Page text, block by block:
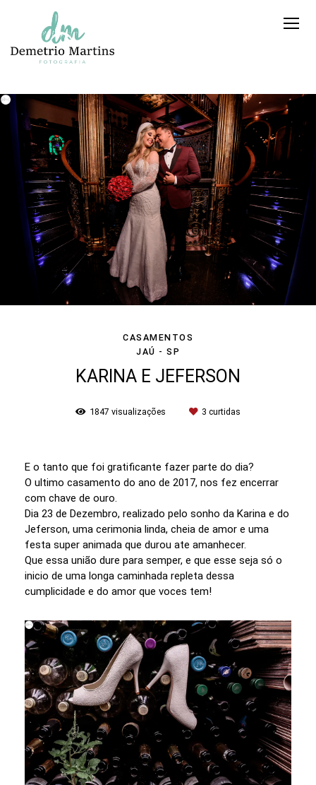
CASAMENTOS
JAÚ - SP
KARINA E JEFERSON
1847 visualizações 3 curtidas
E o tanto que foi gratificante fazer parte do dia?
O ultimo casamento do ano de 2017, nos fez encerrar
com chave de ouro.
Dia 23 de Dezembro, realizado pelo sonho da Karina e do
Jeferson, uma cerimonia linda, cheia de amor e uma
festa super animada que durou ate amanhecer.
Que essa união dure para semper, e que esse seja só o
inicio de uma longa caminhada repleta dessa
cumplicidade e do amor que voces tem!